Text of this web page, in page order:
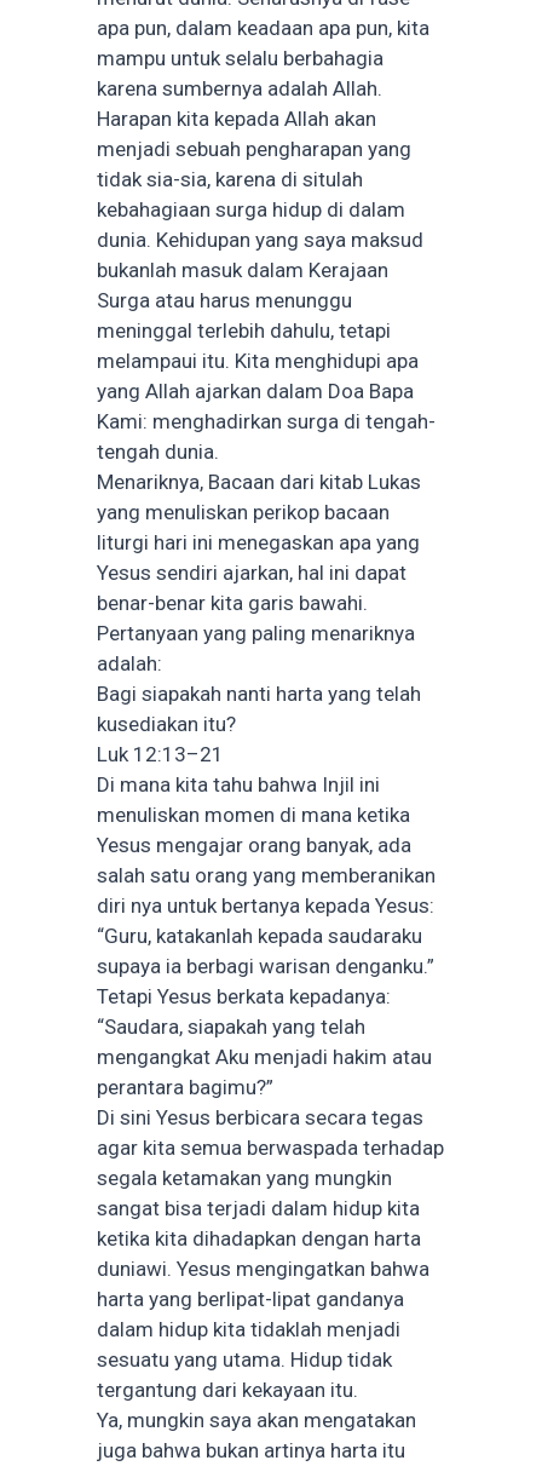
apa pun, dalam keadaan apa pun, kita
mampu untuk selalu berbahagia
karena sumbernya adalah Allah.
Harapan kita kepada Allah akan
menjadi sebuah pengharapan yang
tidak sia-sia, karena di situlah
kebahagiaan surga hidup di dalam
dunia. Kehidupan yang saya maksud
bukanlah masuk dalam Kerajaan
Surga atau harus menunggu
meninggal terlebih dahulu, tetapi
melampaui itu. Kita menghidupi apa
yang Allah ajarkan dalam Doa Bapa
Kami: menghadirkan surga di tengah-
tengah dunia.
Menariknya, Bacaan dari kitab Lukas
yang menuliskan perikop bacaan
liturgi hari ini menegaskan apa yang
Yesus sendiri ajarkan, hal ini dapat
benar-benar kita garis bawahi.
Pertanyaan yang paling menariknya
adalah:
Bagi siapakah nanti harta yang telah
kusediakan itu?
Luk 12:13–21
Di mana kita tahu bahwa Injil ini
menuliskan momen di mana ketika
Yesus mengajar orang banyak, ada
salah satu orang yang memberanikan
diri nya untuk bertanya kepada Yesus:
“Guru, katakanlah kepada saudaraku
supaya ia berbagi warisan denganku.”
Tetapi Yesus berkata kepadanya:
“Saudara, siapakah yang telah
mengangkat Aku menjadi hakim atau
perantara bagimu?”
Di sini Yesus berbicara secara tegas
agar kita semua berwaspada terhadap
segala ketamakan yang mungkin
sangat bisa terjadi dalam hidup kita
ketika kita dihadapkan dengan harta
duniawi. Yesus mengingatkan bahwa
harta yang berlipat-lipat gandanya
dalam hidup kita tidaklah menjadi
sesuatu yang utama. Hidup tidak
tergantung dari kekayaan itu.
Ya, mungkin saya akan mengatakan
juga bahwa bukan artinya harta itu